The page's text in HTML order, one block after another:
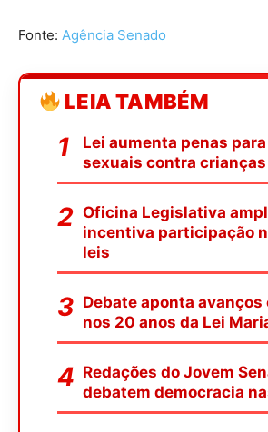
Fonte: Agência Senado
LEIA TAMBÉM
Lei aumenta penas
sexuais contra
Oficina Legislativa
incentiva participação
leis
Debate aponta avanços
nos 20 anos da Lei
Redações do Jovem
debatem democracia